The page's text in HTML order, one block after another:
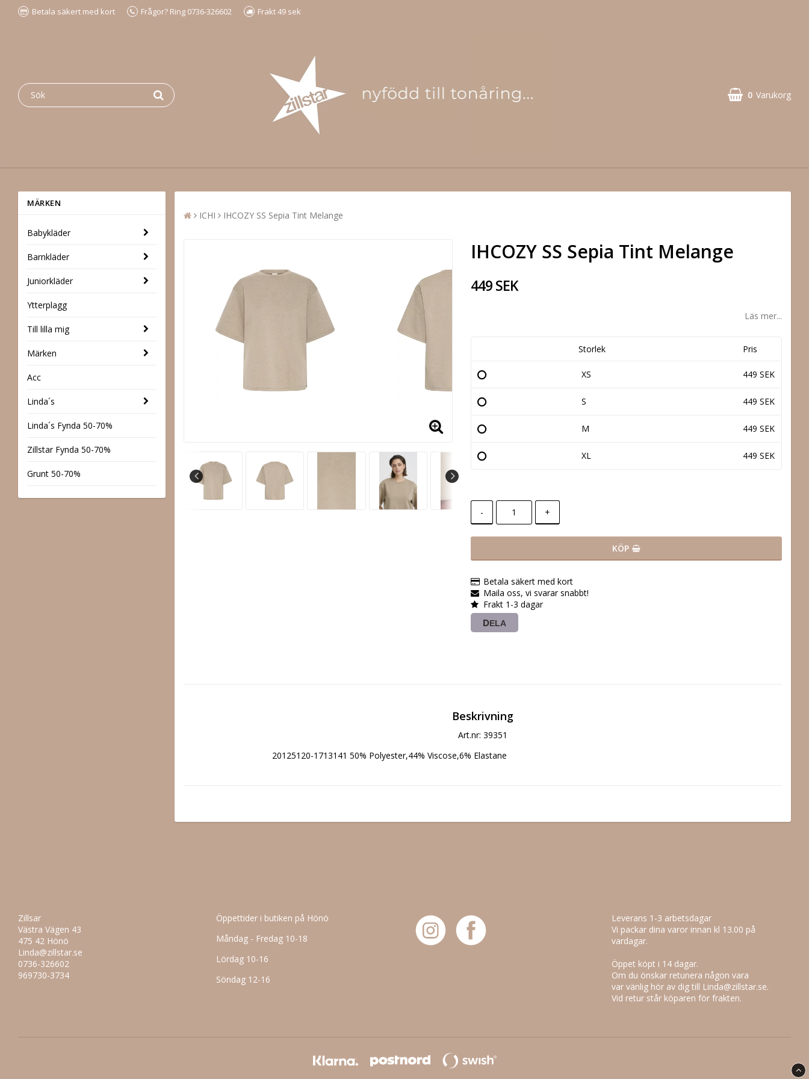
Betala säkert med kort Frågor? Ring 0736-326602 Frakt 49 sek
0 Varukorg
MÄRKEN
Babykläder
Barnkläder
Juniorkläder
Ytterplagg
Till lilla mig
Märken
Acc
Linda´s
Linda´s Fynda 50-70%
Zillstar Fynda 50-70%
Grunt 50-70%
ICHI IHCOZY SS Sepia Tint Melange
IHCOZY SS Sepia Tint Melange
449 SEK
Läs mer...
Storlek Pris
XS 449 SEK
S 449 SEK
M 449 SEK
XL 449 SEK
- +
KÖP
Betala säkert med kort
Maila oss, vi svarar snabbt!
Frakt 1-3 dagar
DELA
Beskrivning
Art.nr: 39351
20125120-1713141 50% Polyester,44% Viscose,6% Elastane
Zillsar
Västra Vägen 43
475 42 Hönö
Linda@zillstar.se
0736-326602
969730-3734
Öppettider i butiken på Hönö
Måndag - Fredag 10-18
Lördag 10-16
Söndag 12-16
Leverans 1-3 arbetsdagar
Vi packar dina varor innan kl 13.00 på
vardagar.
Öppet köpt i 14 dagar.
Om du önskar retunera någon vara
var vänlig hör av dig till Linda@zillstar.se.
Vid retur står köparen för frakten.